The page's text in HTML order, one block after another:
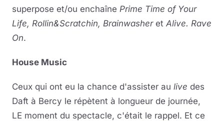
superpose et/ou enchaîne Prime Time of Your
Life, Rollin&Scratchin, Brainwasheret Alive. Rave
On.
House Music
Ceux qui ont eu la chance d'assister au live des
Daft à Bercy le répètent à longueur de journée,
LE moment du spectacle, c'était le rappel. Et ce